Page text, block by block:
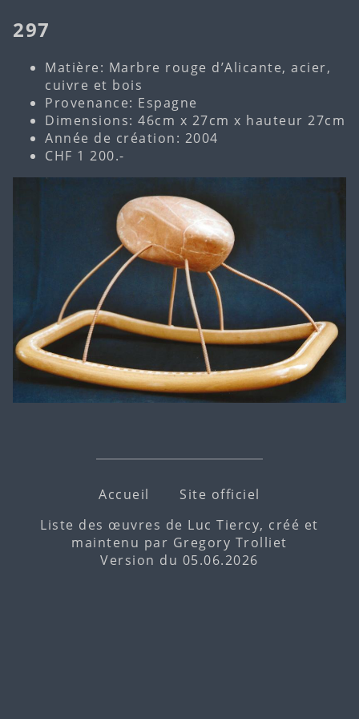
297
Matière: Marbre rouge d’Alicante, acier,
cuivre et bois
Provenance: Espagne
Dimensions: 46cm x 27cm x hauteur 27cm
Année de création: 2004
CHF 1 200.-
Accueil
Site officiel
Liste des œuvres de Luc Tiercy, créé et
maintenu par Gregory Trolliet
Version du 05.06.2026